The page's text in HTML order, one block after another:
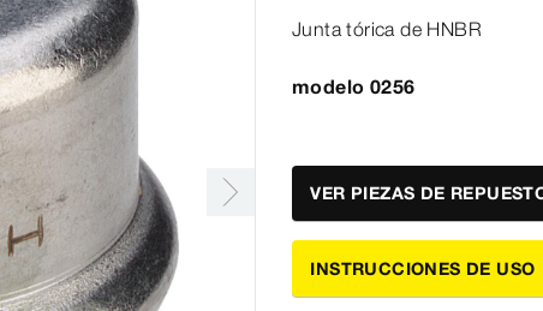
Junta tórica de HNBR
modelo 0256
VER PIEZAS DE
INSTRUCCIONES DE USO